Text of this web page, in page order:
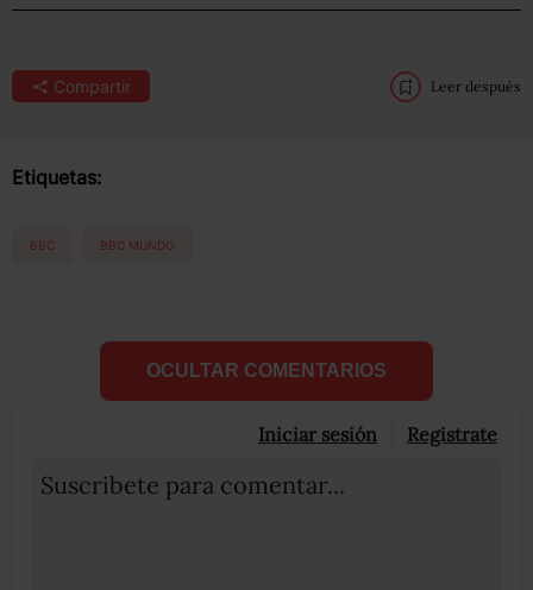
Compartir Leer después
Etiquetas:
BBC BBC MUNDO
OCULTAR COMENTARIOS
Iniciar sesión Registrate
Suscribete para comentar...